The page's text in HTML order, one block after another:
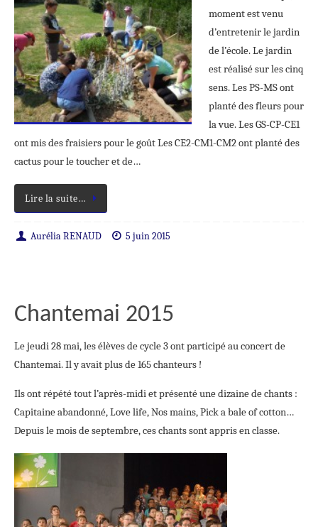
moment est venu
d’entretenir le jardin
de l’école. Le jardin
est réalisé sur les cinq
sens. Les PS-MS ont
planté des fleurs pour
la vue. Les GS-CP-CE1
ont mis des fraisiers pour le goût Les CE2-CM1-CM2 ont planté des
cactus pour le toucher et de…
Lire la suite…
Aurélia RENAUD 5 juin 2015
Chantemai 2015
Le jeudi 28 mai, les élèves de cycle 3 ont participé au concert de
Chantemai. Il y avait plus de 165 chanteurs !
Ils ont répété tout l’après-midi et présenté une dizaine de chants :
Capitaine abandonné, Love life, Nos mains, Pick a bale of cotton…
Depuis le mois de septembre, ces chants sont appris en classe.